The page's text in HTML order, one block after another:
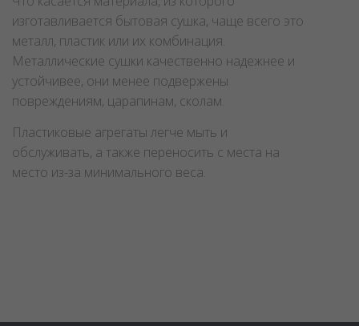
изготавливается бытовая сушка, чаще всего это
металл, пластик или их комбинация.
Металлические сушки качественно надежнее и
устойчивее, они менее подвержены
повреждениям, царапинам, сколам.
Пластиковые агрегаты легче мыть и
обслуживать, а также переносить с места на
место из-за минимального веса.